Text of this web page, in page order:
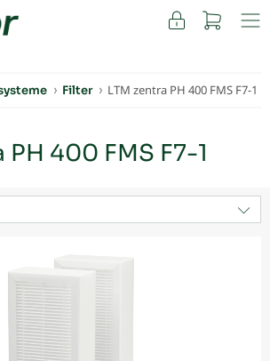
Filter LTM zentra PH 400 FMS F7-1
PH 400 FMS F7-1